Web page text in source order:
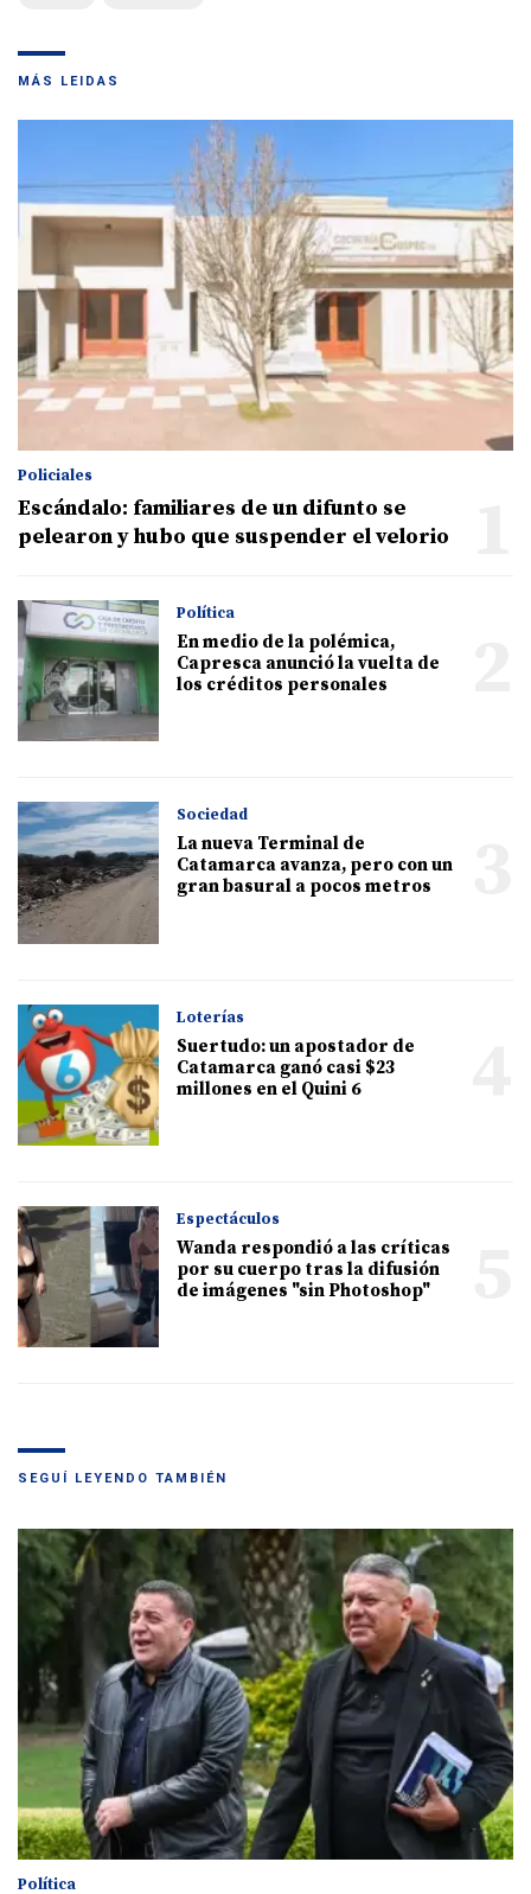
MÁS LEIDAS
Policiales
Escándalo: familiares de un difunto se
pelearon y hubo que suspender el velorio
Política
En medio de la polémica,
Capresca anunció la vuelta de
los créditos personales
Sociedad
La nueva Terminal de
Catamarca avanza, pero con un
gran basural a pocos metros
Loterías
Suertudo: un apostador de
Catamarca ganó casi $23
millones en el Quini 6
Espectáculos
Wanda respondió a las críticas
por su cuerpo tras la difusión
de imágenes "sin Photoshop"
SEGUÍ LEYENDO TAMBIÉN
Política